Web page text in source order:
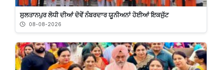
ਸੁਲਤਾਨਪੁਰ ਲੋਧੀ ਦੀਆਂ ਦੋਵੇਂ ਨੰਬਰਦਾਰ ਯੂਨੀਅਨਾਂ ਹੋਈਆਂ ਇਕਜੁੱਟ
08-08-2026